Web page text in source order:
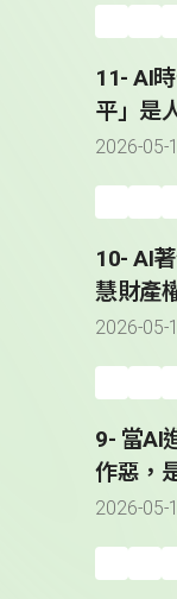
11- AI
平」是
2026-05-
10- AI
慧財產
2026-05-
9- 當AI
作惡，
2026-05-